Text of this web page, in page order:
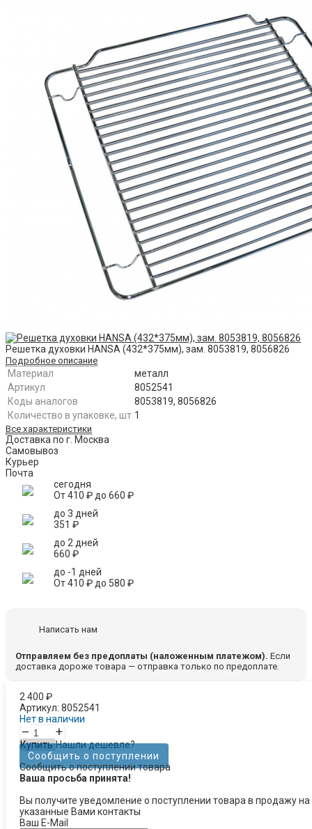
Решетка духовки HANSA (432*375мм), зам. 8053819, 8056826
Подробное описание
Материал
металл
Артикул
8052541
Коды аналогов
8053819, 8056826
Количество в упаковке, шт 1
Все характеристики
Доставка по г. Москва
Самовывоз
Курьер
Почта
сегодня
От410 ₽до 660 ₽
до 3 дней
351 ₽
до 2 дней
660 ₽
до -1 дней
От410 ₽до 580 ₽
Написать нам
Отправляем без предоплаты (наложенным платежом). Если
доставка дороже товара — отправка только по предоплате.
2 400 ₽
Артикул: 8052541
Нет в наличии
– +
Купить Нашли дешевле?
Сообщить о поступлении
Сообщить о поступлении товара
Ваша просьба принята!
Вы получите уведомление о поступлении товара в продажу на
указанные Вами контакты
Ваш E-Mail